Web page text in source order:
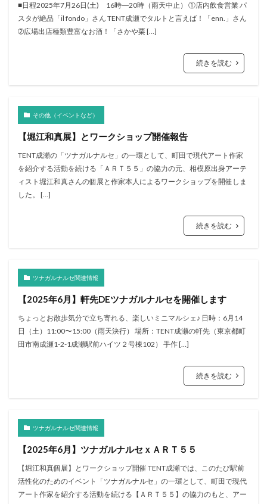
■日程2025年7月26日(土) 16時―20時（雨天中止） ①店内飲食営業 パ
スタが絶品「il fondo」さん TENT成瀬でタルトと言えば！「enn.」さん
➁広場出店種類豊富なお酒！「さかや栗 […]
続きを読む
その他（イベントなど）
【堀江和真展】とワークショップ開催報告
TENT成瀬の「ツナガルナルセ」の一環として、町田で現代アート作家
を紹介する活動を続ける「ＡＲＴ５５」の協力の元、相模原出身アーテ
ィスト堀江和真さんの個展と作家本人によるワークショップを開催しま
した。 […]
続きを読む
ツナガルナルセ関連情報
【2025年6月】軒先DEツナガルナルセを開催します
ちょっとお散歩気分で立ち寄れる、楽しいミニマルシェ♪ 日時：6月14
日（土）11:00〜15:00（雨天決行） 場所：TENT成瀬の軒先（東京都町
田市南成瀬1-2-1成瀬駅前ハイツ２号棟102） 手作 […]
続きを読む
ツナガルナルセ関連情報
【2025年6月】ツナガルナルセｘＡＲＴ５５
【堀江和真個展】とワークショップ開催 TENT成瀬では、このたび駅前
活性化のためのイベント「ツナガルナルセ」の一環として、町田で現代
アート作家を紹介する活動を続ける【ＡＲＴ５５】の協力のもと、アー